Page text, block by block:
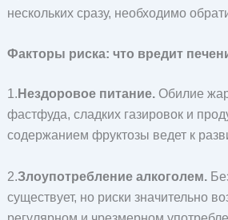
нескольких сразу, необходимо
Факторы риска: что вредит
1. Нездоровое питание.Обилие
фастфуда, сладких газировок и
содержанием фруктозы ведет к
2.Злоупотребление алкоголем.
существует, но риски значительно